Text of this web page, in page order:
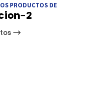
PRODUCTOS DE
2